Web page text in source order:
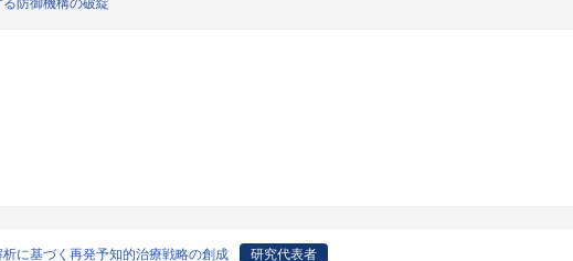
防御機構の破綻
に基づく再発予知的治療戦略の創成 研究代表者